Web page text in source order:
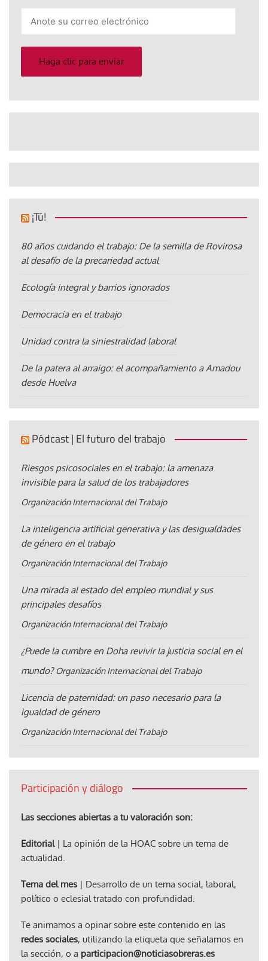
electrónico
Haga clic para enviar
¡Tú!
80 años cuidando el trabajo: De la semilla de Rovirosa
al desafío de la precariedad actual
Ecología integral y barrios ignorados
Democracia en el trabajo
Unidad contra la siniestralidad laboral
De la patera al arraigo: el acompañamiento a Amadou
desde Huelva
Pódcast | El futuro del trabajo
Riesgos psicosociales en el trabajo: la amenaza
invisible para la salud de los trabajadores
Organización Internacional del Trabajo
La inteligencia artificial generativa y las desigualdades
de género en el trabajo
Organización Internacional del Trabajo
Una mirada al estado del empleo mundial y sus
principales desafíos
Organización Internacional del Trabajo
¿Puede la cumbre en Doha revivir la justicia social en el
mundo? Organización Internacional del Trabajo
Licencia de paternidad: un paso necesario para la
igualdad de género
Organización Internacional del Trabajo
Participación y diálogo
Las secciones abiertas a tu valoración son:
Editorial| La opinión de la HOAC sobre un tema de
actualidad.
Tema del mes | Desarrollo de un tema social, laboral,
político o eclesial tratado con profundidad.
Te animamos a opinar sobre este contenido en las
redes sociales, utilizando la etiqueta que señalamos en
la sección, o a participacion@noticiasobreras.es